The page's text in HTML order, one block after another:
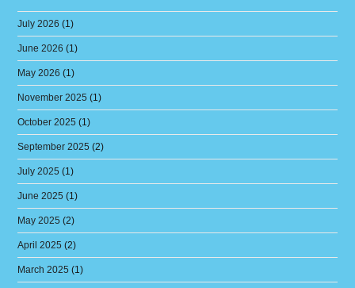
July 2026 (1)
June 2026 (1)
May 2026 (1)
November 2025 (1)
October 2025 (1)
September 2025 (2)
July 2025 (1)
June 2025 (1)
May 2025 (2)
April 2025 (2)
March 2025 (1)